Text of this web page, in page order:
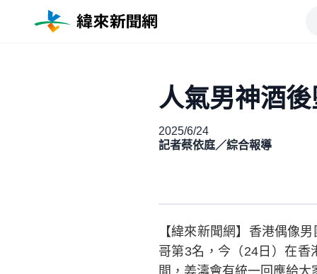
人氣男神酒
2025/6/24
記者蔡依庭／綜合報導
【緯來新聞網】香港偶像
哥第3名，今（24日）在香
間，姜濤會有統一回應給大